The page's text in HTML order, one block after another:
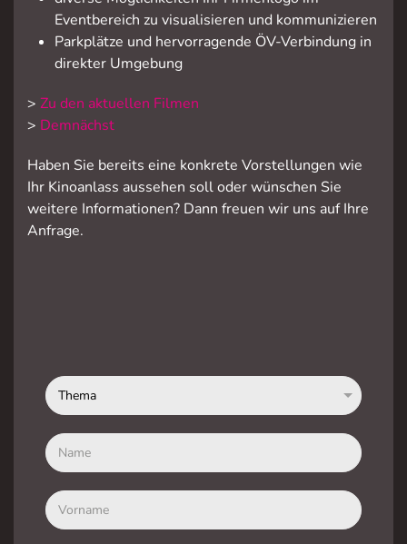
Eventbereich zu visualisieren und kommunizieren
Parkplätze und hervorragende ÖV-Verbindung in
direkter Umgebung
> Zu den aktuellen Filmen
> Demnächst
Haben Sie bereits eine konkrete Vorstellungen wie
Ihr Kinoanlass aussehen soll oder wünschen Sie
weitere Informationen? Dann freuen wir uns auf Ihre
Anfrage.